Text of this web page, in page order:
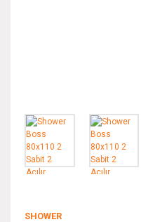
SHOWER